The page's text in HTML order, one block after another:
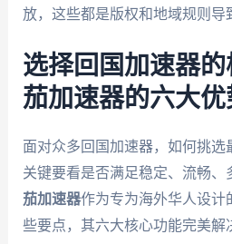
放，这些都是版权和地域规则导
选择回国加速器
茄加速器的六大优
面对众多回国加速器，如何挑选
关键要看是否满足稳定、流畅、
茄加速器作为专为海外华人设计
些要点，其六大核心功能完美解